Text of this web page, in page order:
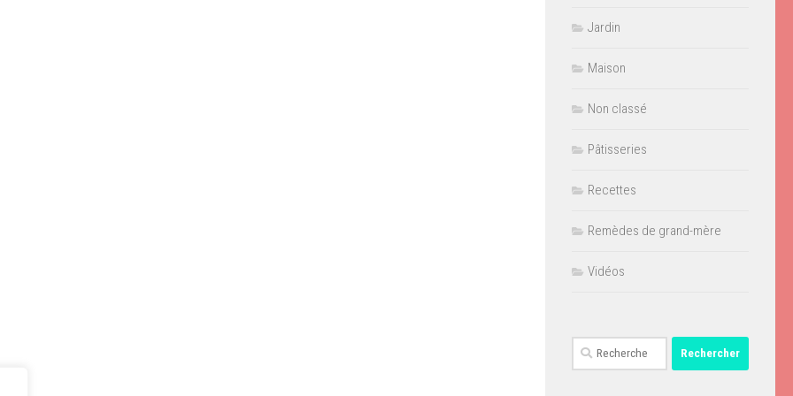
Jardin
Maison
Non classé
Pâtisseries
Recettes
Remèdes de grand-mère
Vidéos
Rechercher :